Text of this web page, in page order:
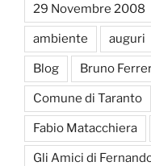
29 Novembre 2008
ambiente auguri
Blog Bruno
Comune di Taranto
Fabio Matacchiera
Gli Amici di